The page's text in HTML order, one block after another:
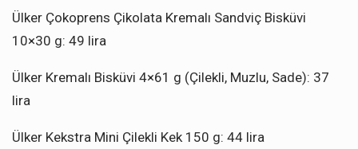
Ülker Çokoprens Çikolata Kremalı Sandviç Bisküvi
10×30 g: 49 lira
Ülker Kremalı Bisküvi 4×61 g (Çilekli, Muzlu, Sade): 37
lira
Ülker Kekstra Mini Çilekli Kek 150 g: 44 lira